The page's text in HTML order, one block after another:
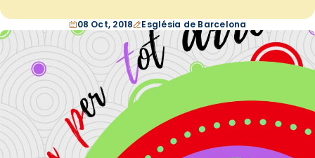
08 Oct, 2018 Església de Barcelona